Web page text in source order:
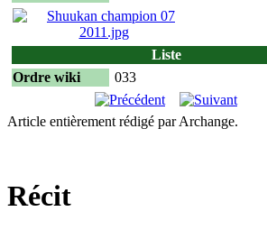
Liste
Ordre wiki
033
Article entièrement rédigé par Archange.
Récit